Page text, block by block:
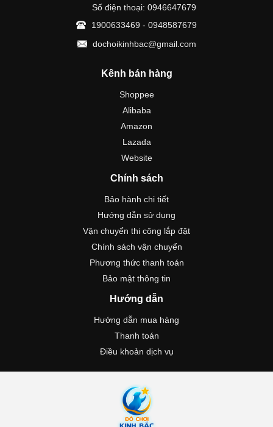
Số điện thoại: 0946647679
1900633469 - 0948587679
dochoikinhbac@gmail.com
Kênh bán hàng
Shoppee
Alibaba
Amazon
Lazada
Website
Chính sách
Bảo hành chi tiết
Hướng dẫn sử dụng
Vận chuyển thi công lắp đặt
Chính sách vận chuyển
Phương thức thanh toán
Bảo mật thông tin
Hướng dẫn
Hướng dẫn mua hàng
Thanh toán
Điều khoản dịch vụ